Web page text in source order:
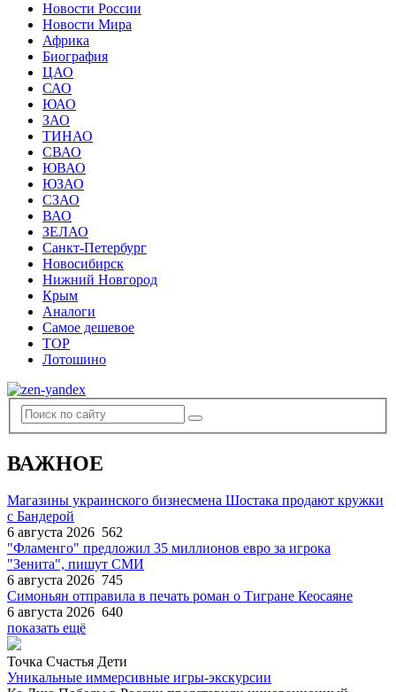
Новости России
Новости Мира
Африка
Биография
ЦАО
САО
ЮАО
ЗАО
ТИНАО
СВАО
ЮВАО
ЮЗАО
СЗАО
ВАО
ЗЕЛАО
Санкт-Петербург
Новосибирск
Нижний Новгород
Крым
Аналоги
Самое дешевое
TOP
Лотошино
ВАЖНОЕ
Магазины украинского бизнесмена Шостака продают кружки
с Бандерой
6 августа 2026 562
"Фламенго" предложил 35 миллионов евро за игрока
"Зенита", пишут СМИ
6 августа 2026 745
Симоньян отправила в печать роман о Тигране Кеосаяне
6 августа 2026 640
показать ещё
Точка Счастья Дети
Уникальные иммерсивные игры-экскурсии